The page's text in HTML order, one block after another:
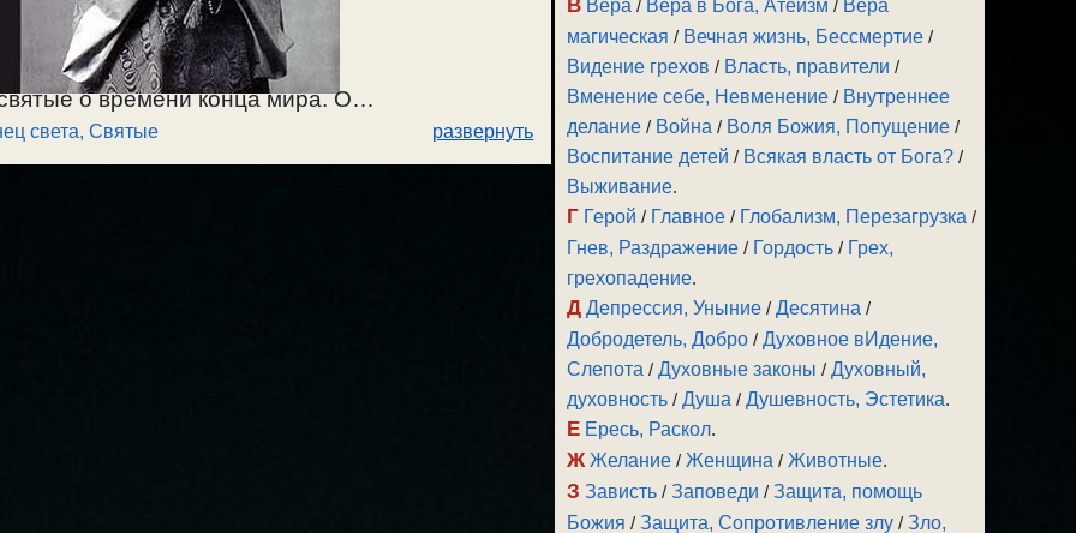
о времени конца мира. О
святому Бог открывает свое. О православии в
10.09.2021г.
света, Святые развернуть
В Вера / Вера в Бога, Атеизм / Вера
магическая / Вечная жизнь, Бессмертие /
Видение грехов / Власть, правители /
Вменение себе, Невменение / Внутреннее
делание / Война / Воля Божия, Попущение /
Воспитание детей / Всякая власть от Бога? /
Выживание.
Г Герой / Главное / Глобализм, Перезагрузка /
Гнев, Раздражение / Гордость / Грех,
грехопадение.
Д Депрессия, Уныние /Десятина /
Добродетель, Добро /Духовное вИдение,
Слепота /Духовные законы /Духовный,
духовность /Душа /Душевность, Эстетика.
Е Ересь, Раскол.
Ж Желание /Женщина /Животные.
З Зависть /Заповеди /Защита, помощь
Божия /Защита, Сопротивление злу /Зло,